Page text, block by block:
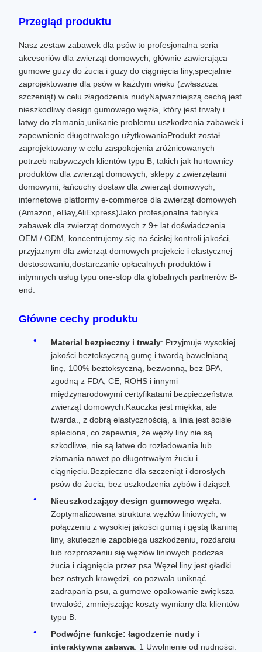
Przegląd produktu
Nasz zestaw zabawek dla psów to profesjonalna seria
akcesoriów dla zwierząt domowych, głównie zawierająca
gumowe guzy do żucia i guzy do ciągnięcia liny,specjalnie
zaprojektowane dla psów w każdym wieku (zwłaszcza
szczeniąt) w celu złagodzenia nudyNajważniejszą cechą jest
nieszkodliwy design gumowego węzła, który jest trwały i
łatwy do złamania,unikanie problemu uszkodzenia zabawek i
zapewnienie długotrwałego użytkowaniaProdukt został
zaprojektowany w celu zaspokojenia zróżnicowanych
potrzeb nabywczych klientów typu B, takich jak hurtownicy
produktów dla zwierząt domowych, sklepy z zwierzętami
domowymi, łańcuchy dostaw dla zwierząt domowych,
internetowe platformy e-commerce dla zwierząt domowych
(Amazon, eBay,AliExpress)Jako profesjonalna fabryka
zabawek dla zwierząt domowych z 9+ lat doświadczenia
OEM / ODM, koncentrujemy się na ścisłej kontroli jakości,
przyjaznym dla zwierząt domowych projekcie i elastycznej
dostosowaniu,dostarczanie opłacalnych produktów i
intymnych usług typu one-stop dla globalnych partnerów B-
end.
Główne cechy produktu
Material bezpieczny i trwały: Przyjmuje wysokiej
jakości beztoksyczną gumę i twardą bawełnianą
linę, 100% beztoksyczną, bezwonną, bez BPA,
zgodną z FDA, CE, ROHS i innymi
międzynarodowymi certyfikatami bezpieczeństwa
zwierząt domowych.Kauczka jest miękka, ale
twarda., z dobrą elastycznością, a linia jest ściśle
spleciona, co zapewnia, że węzły liny nie są
szkodliwe, nie są łatwe do rozładowania lub
złamania nawet po długotrwałym żuciu i
ciągnięciu.Bezpieczne dla szczeniąt i dorosłych
psów do żucia, bez uszkodzenia zębów i dziąseł.
Nieuszkodzający design gumowego węzła:
Zoptymalizowana struktura węzłów liniowych, w
połączeniu z wysokiej jakości gumą i gęstą tkaniną
liny, skutecznie zapobiega uszkodzeniu, rozdarciu
lub rozproszeniu się węzłów liniowych podczas
żucia i ciągnięcia przez psa.Węzeł liny jest gładki
bez ostrych krawędzi, co pozwala uniknąć
zadrapania psu, a gumowe opakowanie zwiększa
trwałość, zmniejszając koszty wymiany dla klientów
typu B.
Podwójne funkcje: łagodzenie nudy i
interaktywna zabawa: 1 Uwolnienie od nudności: